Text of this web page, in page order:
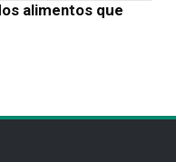
alimentos que